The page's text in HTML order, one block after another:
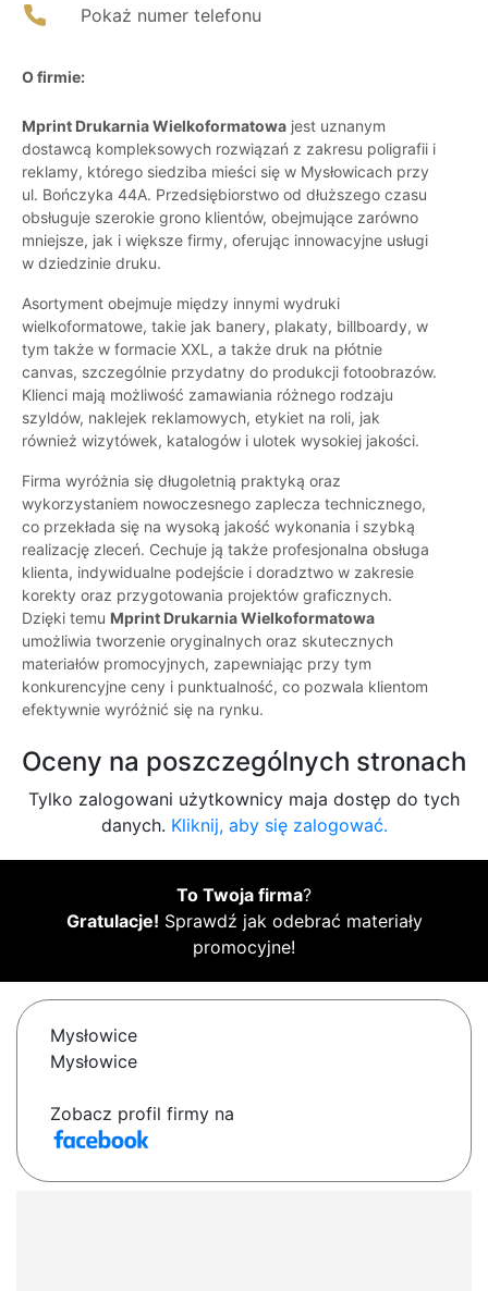
Pokaż numer telefonu
O firmie:
Mprint Drukarnia Wielkoformatowa jest uznanym
dostawcą kompleksowych rozwiązań z zakresu poligrafii i
reklamy, którego siedziba mieści się w Mysłowicach przy
ul. Bończyka 44A. Przedsiębiorstwo od dłuższego czasu
obsługuje szerokie grono klientów, obejmujące zarówno
mniejsze, jak i większe firmy, oferując innowacyjne usługi
w dziedzinie druku.
Asortyment obejmuje między innymi wydruki
wielkoformatowe, takie jak banery, plakaty, billboardy, w
tym także w formacie XXL, a także druk na płótnie
canvas, szczególnie przydatny do produkcji fotoobrazów.
Klienci mają możliwość zamawiania różnego rodzaju
szyldów, naklejek reklamowych, etykiet na roli, jak
również wizytówek, katalogów i ulotek wysokiej jakości.
Firma wyróżnia się długoletnią praktyką oraz
wykorzystaniem nowoczesnego zaplecza technicznego,
co przekłada się na wysoką jakość wykonania i szybką
realizację zleceń. Cechuje ją także profesjonalna obsługa
klienta, indywidualne podejście i doradztwo w zakresie
korekty oraz przygotowania projektów graficznych.
Dzięki temu Mprint Drukarnia Wielkoformatowa
umożliwia tworzenie oryginalnych oraz skutecznych
materiałów promocyjnych, zapewniając przy tym
konkurencyjne ceny i punktualność, co pozwala klientom
efektywnie wyróżnić się na rynku.
Oceny na poszczególnych stronach
Tylko zalogowani użytkownicy maja dostęp do tych
danych. Kliknij, aby się zalogować.
To Twoja firma?
Gratulacje! Sprawdź jak odebrać materiały
promocyjne!
Mysłowice
Mysłowice
Zobacz profil firmy na